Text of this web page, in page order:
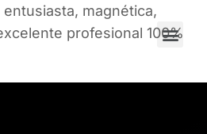
magnética,
profesional 100%